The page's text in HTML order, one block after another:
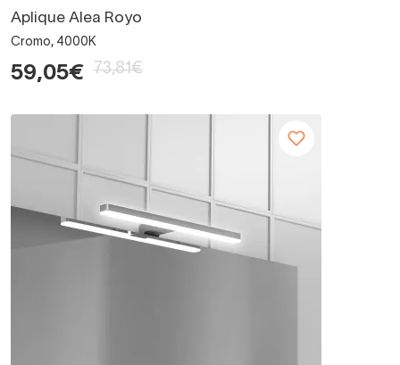
Aplique Alea Royo
Cromo, 4000K
59,05€ 73,81€